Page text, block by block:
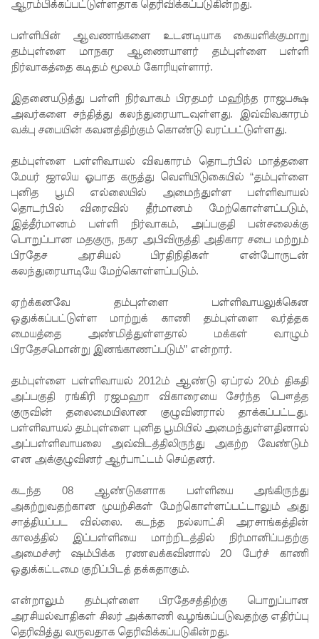
மட்டக்கள
ப்பு
சிறைச்சா
லையை
பலத்த
பாதுகாப்பு!
லலித் -
குகன்
காணாமற்
வழக்கு
கோட்டாப
ராஜபக்ச
செப்டம்பர்
29ஆம்
தேதி
காணொ
ளி மூலம்
சாட்சியம
ளிக்க
உத்தரவு!
நேற்றைய
ஆரம்பிக்கப்பட்டுள்ளதாக தெரிவிக்கப்படுகின்றது.
பள்ளியின் ஆவணங்களை உடனடியாக கையளிக்குமாறு
தம்புள்ளை மாநகர ஆணையாளர் தம்புள்ளை பள்ளி
நிர்வாகத்தை கடிதம் மூலம் கோரியுள்ளார்.
இதனையடுத்து பள்ளி நிர்வாகம் பிரதமர் மஹிந்த ராஜபக்ஷ
அவர்களை சந்தித்து கலந்துரையாடவுள்ளது. இவ்விவகாரம்
வக்பு சபையின் கவனத்திற்கும் கொண்டு வரப்பட்டுள்ளது.
தம்புள்ளை பள்ளிவாயல் விவகாரம் தொடர்பில் மாத்தளை
மேயர் ஜாலிய ஓபாத கருத்து வெளியிடுகையில் “தம்புள்ளை
புனித பூமி எல்லையில் அமைந்துள்ள பள்ளிவாயல்
தொடர்பில் விரைவில் தீர்மானம் மேற்கொள்ளப்படும்,
இத்தீர்மானம் பள்ளி நிர்வாகம், அப்பகுதி பன்சலைக்கு
பொறுப்பான மதகுரு, நகர அபிவிருத்தி அதிகார சபை மற்றும்
பிரதேச அரசியல் பிரதிநிதிகள் என்போருடன்
கலந்துரையாடியே மேற்கொள்ளப்படும்.
ஏற்க்கனவே தம்புள்ளை பள்ளிவாயலுக்கென
ஒதுக்கப்பட்டுள்ள மாற்றுக் காணி தம்புள்ளை வர்த்தக
மையத்தை அண்மித்துள்ளதால் மக்கள் வாழும்
பிரதேசமொன்று இனங்காணப்படும்” என்றார்.
தம்புள்ளை பள்ளிவாயல் 2012ம் ஆண்டு ஏப்ரல் 20ம் திகதி
அப்பகுதி ரங்கிரி ரஜமஹா விகாரையை சேர்ந்த பௌத்த
குருவின் தலைமையிலான குழுவினரால் தாக்கப்பட்டது.
பள்ளிவாயல் தம்புள்ளை புனித பூமியில் அமைந்துள்ளதினால்
அப்பள்ளிவாயலை அவ்விடத்திலிருந்து அகற்ற வேண்டும்
என அக்குழுவினர் ஆர்பாட்டம் செய்தனர்.
கடந்த 08 ஆண்டுகளாக பள்ளியை அங்கிருந்து
அகற்றுவதற்கான முயற்சிகள் மேற்கொள்ளப்பட்டாலும் அது
சாத்தியப்பட வில்லை. கடந்த நல்லாட்சி அரசாங்கத்தின்
காலத்தில் இப்பள்ளியை மாற்றிடத்தில் நிர்மானிப்பதற்கு
அமைச்சர் ஷம்பிக்க ரணவக்கவினால் 20 பேர்ச் காணி
ஒதுக்கட்டமை குறிப்பிடத் தக்கதாகும்.
என்றாலும் தம்புள்ளை பிரதேசத்திற்கு பொறுப்பான
அரசியல்வாதிகள் சிலர் அக்காணி வழங்கப்படுவதற்கு எதிர்ப்பு
தெரிவித்து வருவதாக தெரிவிக்கப்படுகின்றது.